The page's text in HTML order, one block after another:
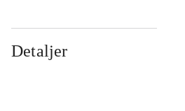
Detaljer